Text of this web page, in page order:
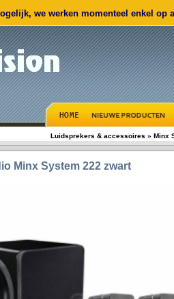
we werken momenteel enkel op
Luidsprekers & accessoires » Minx
Minx System 222 zwart